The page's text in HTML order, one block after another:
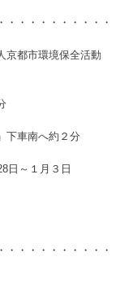
・・・・・・・・・・
京都市環境保全活動
下車南へ約２分
日～１月３日
・・・・・・・・・・